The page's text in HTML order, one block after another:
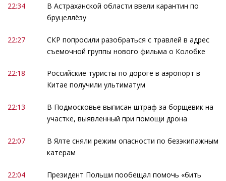
22:34
В Астраханской области ввели карантин по
бруцеллёзу
22:27
СКР попросили разобраться с травлей в адрес
съемочной группы нового фильма о Колобке
22:18
Российские туристы по дороге в аэропорт в
Китае получили ультиматум
22:13
В Подмосковье выписан штраф за борщевик на
участке, выявленный при помощи дрона
22:07
В Ялте сняли режим опасности по безэкипажным
катерам
22:04
Президент Польши пообещал помочь «бить